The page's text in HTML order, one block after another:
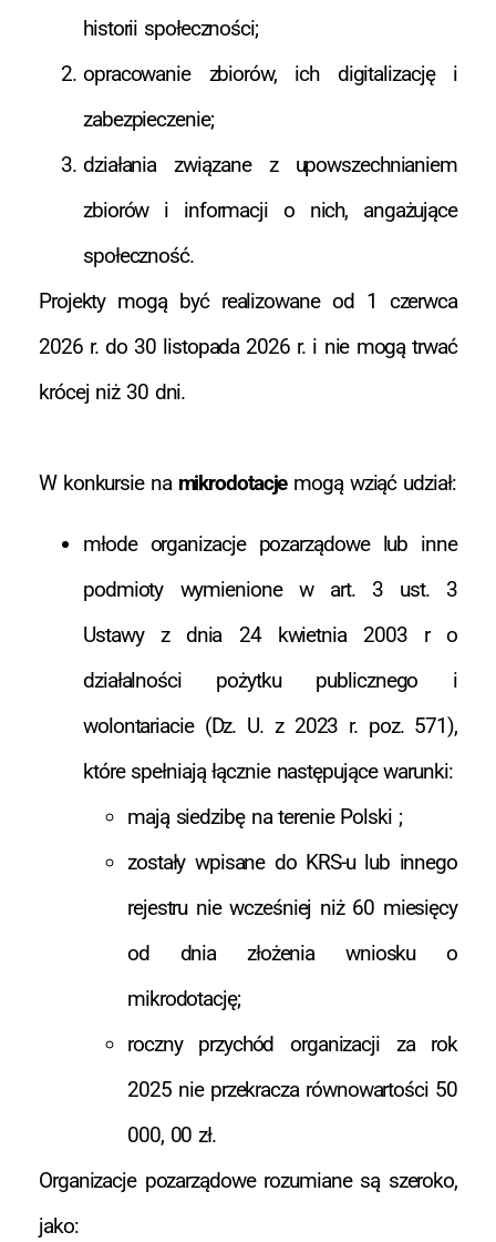
historii społeczności;
opracowanie zbiorów, ich digitalizację i
zabezpieczenie;
działania związane z upowszechnianiem
zbiorów i informacji o nich, angażujące
społeczność.
Projekty mogą być realizowane od 1 czerwca
2026 r. do 30 listopada 2026 r. i nie mogą trwać
krócej niż 30 dni.
W konkursie na mikrodotacjemogą wziąć udział:
młode organizacje pozarządowe lub inne
podmioty wymienione w art. 3 ust. 3
Ustawy z dnia 24 kwietnia 2003 r o
działalności pożytku publicznego i
wolontariacie (Dz. U. z 2023 r. poz. 571),
które spełniają łącznie następujące warunki:
mają siedzibę na terenie Polski ;
zostały wpisane do KRS-u lub innego
rejestru nie wcześniej niż 60 miesięcy
od dnia złożenia wniosku o
mikrodotację;
roczny przychód organizacji za rok
2025 nie przekracza równowartości 50
000, 00 zł.
Organizacje pozarządowe rozumiane są szeroko,
jako: